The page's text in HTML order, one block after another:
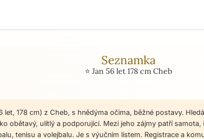
Seznamka
⭐ Jan 56 let 178 cm Cheb
let, 178 cm) z Cheb, s hnědýma očima, běžné postavy.
obětavý, ulítlý a podporující. Mezi jeho zájmy patří samota,
tenisu a volejbalu. Je s výučním listem. Registrace a